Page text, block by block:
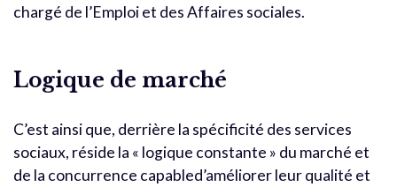
chargé de l’Emploi et des Affaires sociales.
Logique de marché
C’est ainsi que, derrière la spécificité des services
sociaux, réside la « logique constante » du marché et
de la concurrence capabled’améliorer leur qualité et